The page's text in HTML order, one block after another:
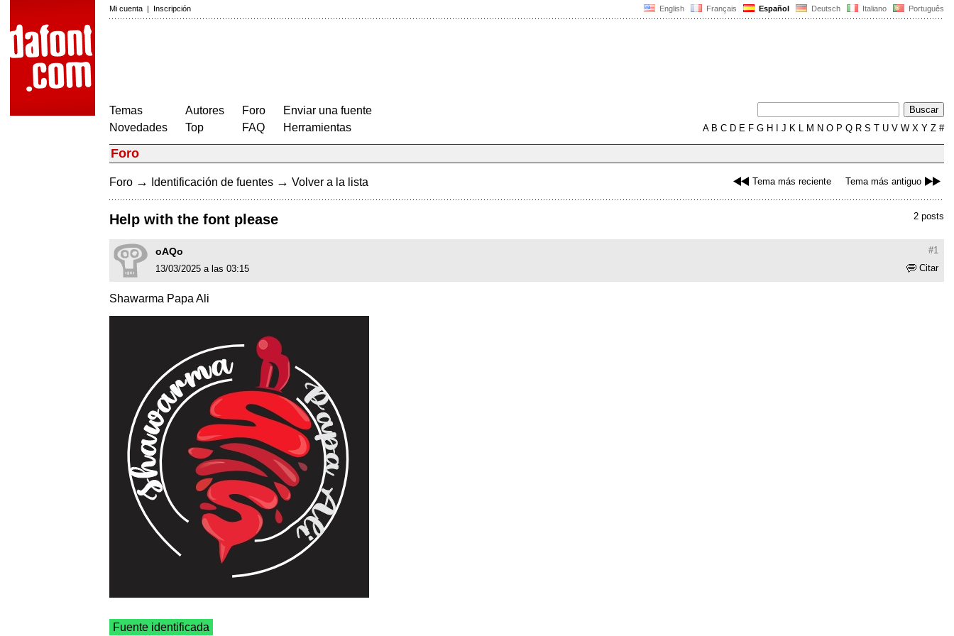
English Français Español Deutsch Italiano Português
Mi cuenta | Inscripción
Temas
Novedades
Autores
Top
Foro
FAQ
Enviar una fuente
Herramientas
AB C D E F G H J K L M N O P Q R S T U V W X Y Z #
Foro
Tema más reciente Tema más antiguo
Foro → Identificación de fuentes → Volver a la lista
2 posts
Help with the font please
#1
oAQo
Citar
13/03/2025 a las 03:15
Shawarma Papa Ali
Fuente identificada